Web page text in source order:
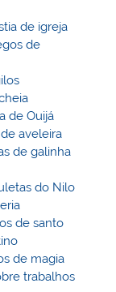
de igreja
de
de Ouijá
aveleira
de galinha
do Nilo
de santo
de magia
trabalhos